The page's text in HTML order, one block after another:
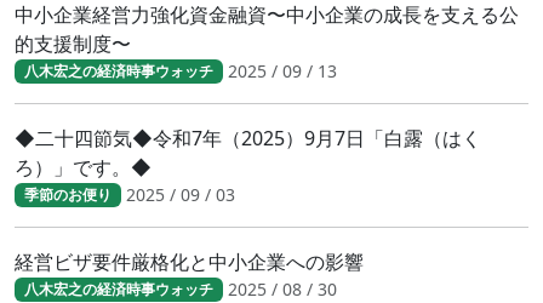
中小企業経営力強化資金融資〜中小企業の成長を支える公
的支援制度〜
八木宏之の経済時事ウォッチ 2025 / 09 / 13
◆二十四節気◆令和7年（2025）9月7日「白露（はく
ろ）」です。◆
季節のお便り 2025 / 09 / 03
経営ビザ要件厳格化と中小企業への影響
八木宏之の経済時事ウォッチ 2025 / 08 / 30